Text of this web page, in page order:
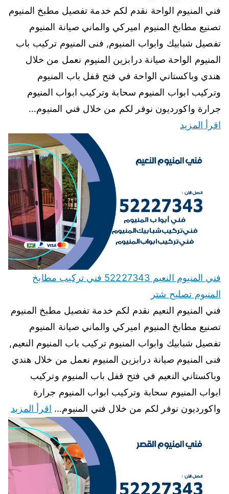
فني المنيوم الواحة نقدم لكم خدمة تفصيل مطبخ المنيوم
تصنيع مطابخ المنيوم اميركي والماني صيانة المنيوم
تفصيل شبابيك وابواب المنيوم, فنى المنيوم تركيب باب
المنيوم الواحة صيانة درابزين المنيوم نعمل من خلال
هندي وباكستاني الواحة في فتح قفل باب المنيوم
وتركيب ابواب المنيوم سحابة وتركيب ابواب المنيوم
جرارة واكورديون نوفر لكم من خلال فني المنيوم…
اقرأ المزيد
فني المنيوم النعيم 52227343 فني تركيب مطابخ
المنيوم تصليح شتر
فني المنيوم النعيم نقدم لكم خدمة تفصيل مطبخ المنيوم
تصنيع مطابخ المنيوم اميركي والماني صيانة المنيوم
تفصيل شبابيك وابواب المنيوم تركيب باب المنيوم النعيم,
فنى المنيوم صيانة درابزين المنيوم نعمل من خلال هندي
وباكستاني النعيم في فتح قفل باب المنيوم وتركيب
ابواب المنيوم سحابة وتركيب ابواب المنيوم جرارة
واكورديون نوفر لكم من خلال فني المنيوم… اقرأ المزيد